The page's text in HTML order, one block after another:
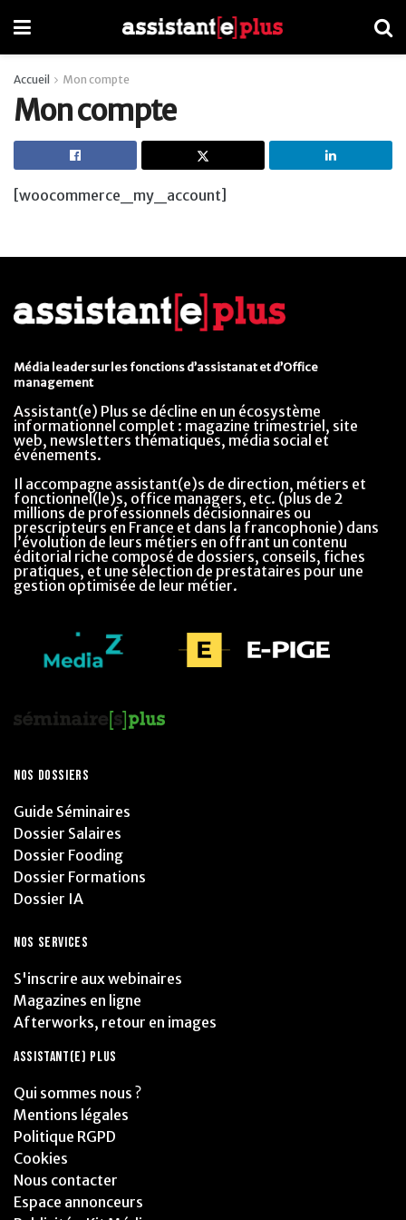
Accueil Mon compte
Mon compte
[woocommerce_my_account]
Média leader sur les fonctions d’assistanat et d’Office
management
Assistant(e) Plus se décline en un écosystème
informationnel complet : magazine trimestriel, site
web, newsletters thématiques, média social et
événements.
Il accompagne assistant(e)s de direction, métiers et
fonctionnel(le)s, office managers, etc. (plus de 2
millions de professionnels décisionnaires ou
prescripteurs en France et dans la francophonie) dans
l’évolution de leurs métiers en offrant un contenu
éditorial riche composé de dossiers, conseils, fiches
pratiques, et une sélection de prestataires pour une
gestion optimisée de leur métier.
NOS DOSSIERS
Guide Séminaires
Dossier Salaires
Dossier Fooding
Dossier Formations
Dossier IA
NOS SERVICES
S'inscrire aux webinaires
Magazines en ligne
Afterworks, retour en images
ASSISTANT(E) PLUS
Qui sommes nous ?
Mentions légales
Politique RGPD
Cookies
Nous contacter
Espace annonceurs